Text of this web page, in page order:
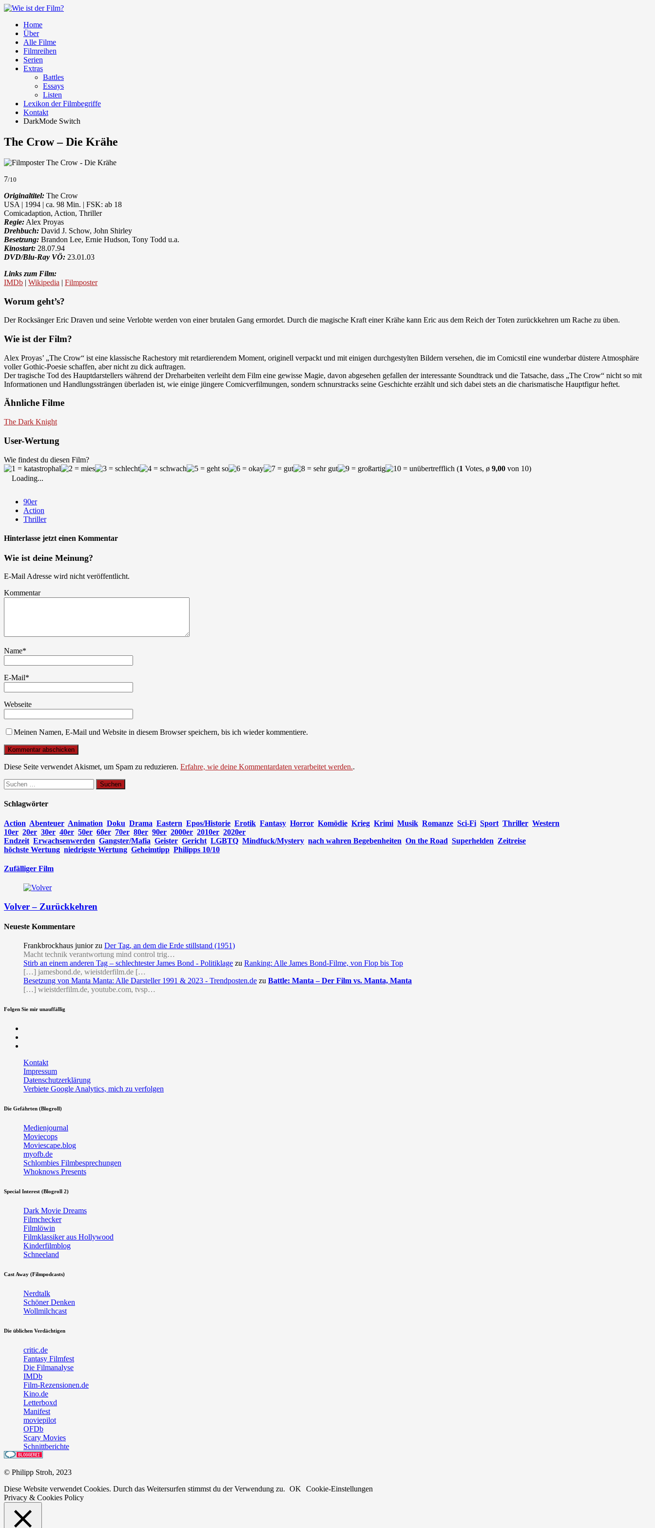
Home
Über
Alle Filme
Filmreihen
Serien
Extras
Battles
Essays
Listen
Lexikon der Filmbegriffe
Kontakt
DarkMode Switch
The Crow – Die Krähe
7/10
Originaltitel: The Crow
USA | 1994 | ca. 98 Min. | FSK: ab 18
Comicadaption, Action, Thriller
Regie: Alex Proyas
Drehbuch: David J. Schow, John Shirley
Besetzung: Brandon Lee, Ernie Hudson, Tony Todd u.a.
Kinostart: 28.07.94
DVD/Blu-Ray VÖ: 23.01.03
Links zum Film:
IMDb | Wikipedia | Filmposter
Worum geht’s?
Der Rocksänger Eric Draven und seine Verlobte werden von einer brutalen Gang ermordet. Durch die magische Kraft einer Krähe kann Eric aus dem Reich der Toten zurückkehren um Rache zu üben.
Wie ist der Film?
Alex Proyas’ „The Crow“ ist eine klassische Rachestory mit retardierendem Moment, originell verpackt und mit einigen durchgestylten Bildern versehen, die im Comicstil eine wunderbar düstere Atmosphäre
voller Gothic-Poesie schaffen, aber nicht zu dick auftragen.
Der tragische Tod des Hauptdarstellers während der Dreharbeiten verleiht dem Film eine gewisse Magie, davon abgesehen gefallen der interessante Soundtrack und die Tatsache, dass „The Crow“ nicht so mit
Informationen und Handlungssträngen überladen ist, wie einige jüngere Comicverfilmungen, sondern schnurstracks seine Geschichte erzählt und sich dabei stets an die charismatische Hauptfigur heftet.
Ähnliche Filme
The Dark Knight
User-Wertung
Wie findest du diesen Film?
(1 Votes, ø 9,00 von 10)
Loading...
90er
Action
Thriller
Hinterlasse jetzt einen Kommentar
Wie ist deine Meinung?
E-Mail Adresse wird nicht veröffentlicht.
Kommentar
Name*
E-Mail*
Webseite
Meinen Namen, E-Mail und Website in diesem Browser speichern, bis ich wieder kommentiere.
Diese Seite verwendet Akismet, um Spam zu reduzieren. Erfahre, wie deine Kommentardaten verarbeitet werden..
Suchen
nach:
Schlagwörter
Action Abenteuer Animation Doku Drama Eastern Epos/Historie Erotik Fantasy Horror Komödie Krieg Krimi Musik Romanze Sci-Fi Sport Thriller Western
10er 20er 30er 40er 50er 60er 70er 80er 90er 2000er 2010er 2020er
Endzeit Erwachsenwerden Gangster/Mafia Geister Gericht LGBTQ Mindfuck/Mystery nach wahren Begebenheiten On the Road Superhelden Zeitreise
höchste Wertung niedrigste Wertung Geheimtipp Philipps 10/10
Zufälliger Film
Volver – Zurückkehren
Neueste Kommentare
Frankbrockhaus junior zu Der Tag, an dem die Erde stillstand (1951)
Macht technik verantwortung mind control trig…
Stirb an einem anderen Tag – schlechtester James Bond - Politiklage zu Ranking: Alle James Bond-Filme, von Flop bis Top
[…] jamesbond.de, wieistderfilm.de […
Besetzung von Manta Manta: Alle Darsteller 1991 & 2023 - Trendposten.de zu Battle: Manta – Der Film vs. Manta, Manta
[…] wieistderfilm.de, youtube.com, tvsp…
Folgen Sie mir unauffällig
Kontakt
Impressum
Datenschutzerklärung
Verbiete Google Analytics, mich zu verfolgen
Die Gefährten (Blogroll)
Medienjournal
Moviecops
Moviescape.blog
myofb.de
Schlombies Filmbesprechungen
Whoknows Presents
Special Interest (Blogroll 2)
Dark Movie Dreams
Filmchecker
Filmlöwin
Filmklassiker aus Hollywood
Kinderfilmblog
Schneeland
Cast Away (Filmpodcasts)
Nerdtalk
Schöner Denken
Wollmilchcast
Die üblichen Verdächtigen
critic.de
Fantasy Filmfest
Die Filmanalyse
IMDb
Film-Rezensionen.de
Kino.de
Letterboxd
Manifest
moviepilot
OFDb
Scary Movies
Schnittberichte
© Philipp Stroh, 2023
Diese Website verwendet Cookies. Durch das Weitersurfen stimmst du der Verwendung zu. OK
Cookie-Einstellungen
Privacy & Cookies Policy